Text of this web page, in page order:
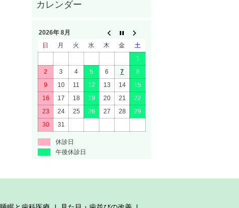
2026年 8月
日
月 火 水 木 金
土
1
2
3 4 5 6 7
8
9
10 11 12 13 14
15
16
17 18 19 20 21
22
23
24 25 26 27 28
29
30
31
休診日
午後休診日